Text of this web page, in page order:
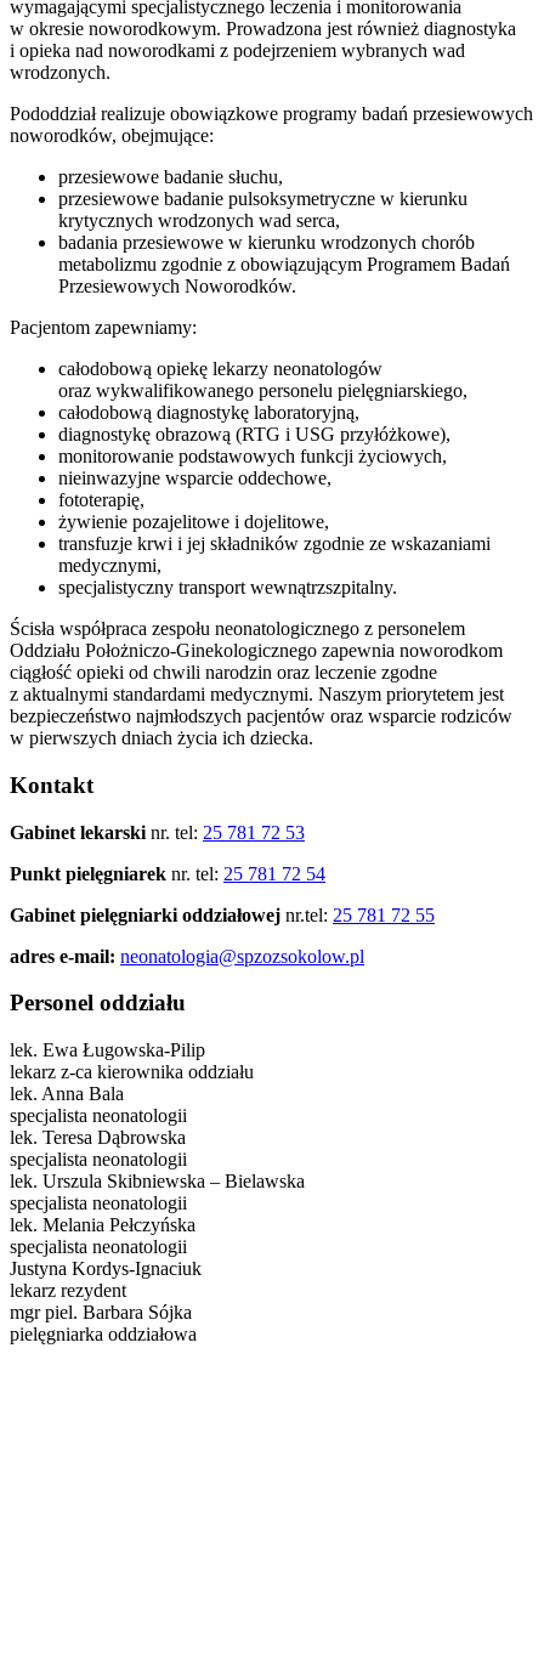
wymagającymi specjalistycznego leczenia i monitorowania
w okresie noworodkowym. Prowadzona jest również diagnostyka
i opieka nad noworodkami z podejrzeniem wybranych wad
wrodzonych.
Pododdział realizuje obowiązkowe programy badań przesiewowych
noworodków, obejmujące:
przesiewowe badanie słuchu,
przesiewowe badanie pulsoksymetryczne w kierunku
krytycznych wrodzonych wad serca,
badania przesiewowe w kierunku wrodzonych chorób
metabolizmu zgodnie z obowiązującym Programem Badań
Przesiewowych Noworodków.
Pacjentom zapewniamy:
całodobową opiekę lekarzy neonatologów
oraz wykwalifikowanego personelu pielęgniarskiego,
całodobową diagnostykę laboratoryjną,
diagnostykę obrazową (RTG i USG przyłóżkowe),
monitorowanie podstawowych funkcji życiowych,
nieinwazyjne wsparcie oddechowe,
fototerapię,
żywienie pozajelitowe i dojelitowe,
transfuzje krwi i jej składników zgodnie ze wskazaniami
medycznymi,
specjalistyczny transport wewnątrzszpitalny.
Ścisła współpraca zespołu neonatologicznego z personelem
Oddziału Położniczo-Ginekologicznego zapewnia noworodkom
ciągłość opieki od chwili narodzin oraz leczenie zgodne
z aktualnymi standardami medycznymi. Naszym priorytetem jest
bezpieczeństwo najmłodszych pacjentów oraz wsparcie rodziców
w pierwszych dniach życia ich dziecka.
Kontakt
Gabinet lekarski nr. tel: 25 781 72 53
Punkt pielęgniarek nr. tel: 25 781 72 54
Gabinet pielęgniarki oddziałowej nr.tel: 25 781 72 55
adres e-mail: neonatologia@spzozsokolow.pl
Personel oddziału
lek. Ewa Ługowska-Pilip
lekarz z-ca kierownika oddziału
lek. Anna Bala
specjalista neonatologii
lek. Teresa Dąbrowska
specjalista neonatologii
lek. Urszula Skibniewska – Bielawska
specjalista neonatologii
lek. Melania Pełczyńska
specjalista neonatologii
Justyna Kordys-Ignaciuk
lekarz rezydent
mgr piel. Barbara Sójka
pielęgniarka oddziałowa